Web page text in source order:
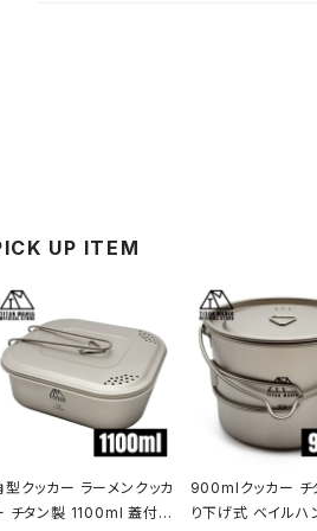
UP ITEM
型クッカー ラーメンクッカ
チタン製 1100ml 蓋付き
900mlクッカー チ
り下げ式 ベイルハ